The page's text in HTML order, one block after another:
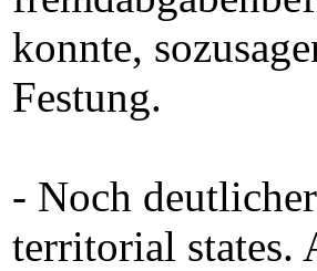
konnte,
Festung.
- Noch
territorial states.